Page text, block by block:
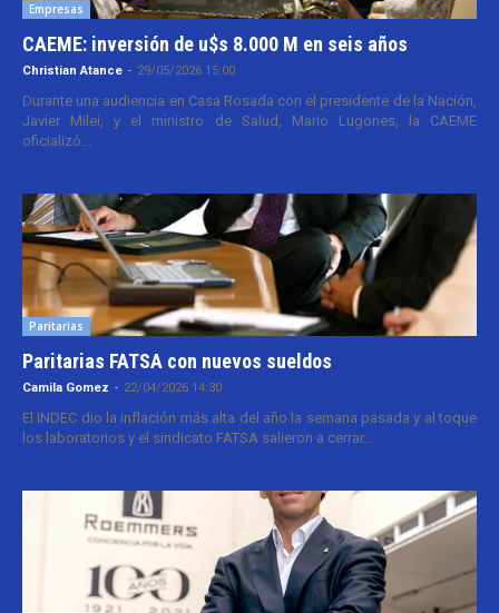
Empresas
CAEME: inversión de u$s 8.000 M en seis años
Christian Atance - 29/05/2026 15:00
Durante una audiencia en Casa Rosada con el presidente de la Nación,
Javier Milei, y el ministro de Salud, Mario Lugones, la CAEME
oficializó...
Paritarias
Paritarias FATSA con nuevos sueldos
Camila Gomez - 22/04/2026 14:30
El INDEC dio la inflación más alta del año la semana pasada y al toque
los laboratorios y el sindicato FATSA salieron a cerrar...